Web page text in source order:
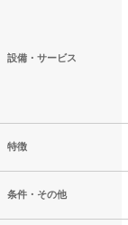
設備・サービス
特徴
条件・その他